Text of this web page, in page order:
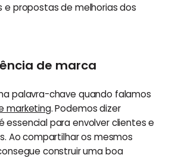
e propostas de melhorias dos
de marca
palavra-chave quando falamos
marketing. Podemos dizer
essencial para envolver clientes e
Ao compartilhar os mesmos
construir uma boa